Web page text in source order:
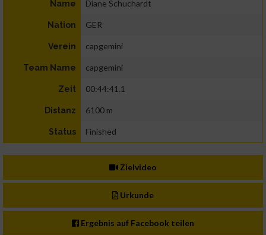
Name Diane Schuchardt
Nation GER
Verein capgemini
Team Name capgemini
Zeit 00:44:41.1
Distanz 6100 m
Status Finished
Zielvideo
Urkunde
Ergebnis auf Facebook teilen